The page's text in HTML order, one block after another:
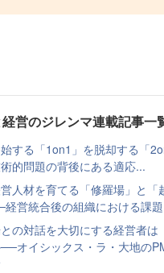
営のジレンマ連載記事一
する「1on1」を脱却する「
的問題の背後にある適応...
人材を育てる「修羅場」と「
営統合後の組織における課
の対話を大切にする経営者は
オイシックス・ラ・大地の